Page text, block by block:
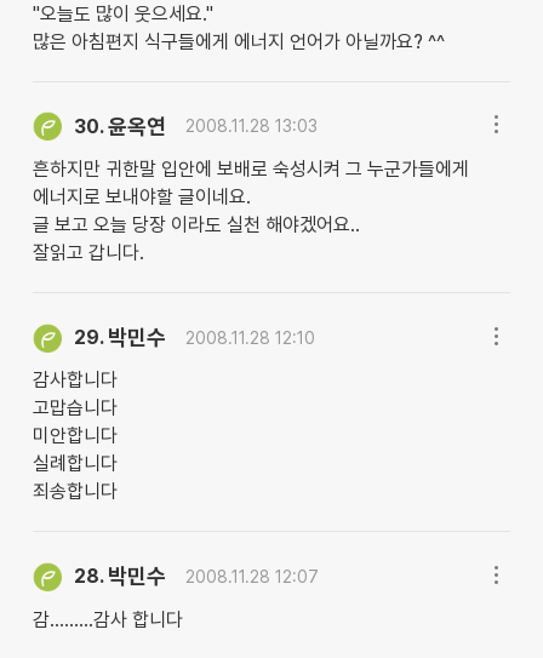
"오늘도 많이 웃으세요."
많은 아침편지 식구들에게 에너지 언어가 아닐까요? ^^
30.윤옥연 2008.11.28 13:03
흔하지만 귀한말 입안에 보배로 숙성시켜 그 누군가들에게
에너지로 보내야할 글이네요.
글 보고 오늘 당장 이라도 실천 해야겠어요..
잘읽고 갑니다.
29. 박민수 2008.11.28 12:10
감사합니다
고맙습니다
미안합니다
실례합니다
죄송합니다
28. 박민수 2008.11.28 12:07
감.........감사 합니다